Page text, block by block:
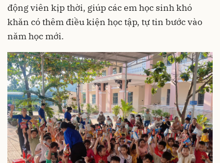
động viên kịp thời, giúp các em học sinh khó
khăn có thêm điều kiện học tập, tự tin bước vào
năm học mới.